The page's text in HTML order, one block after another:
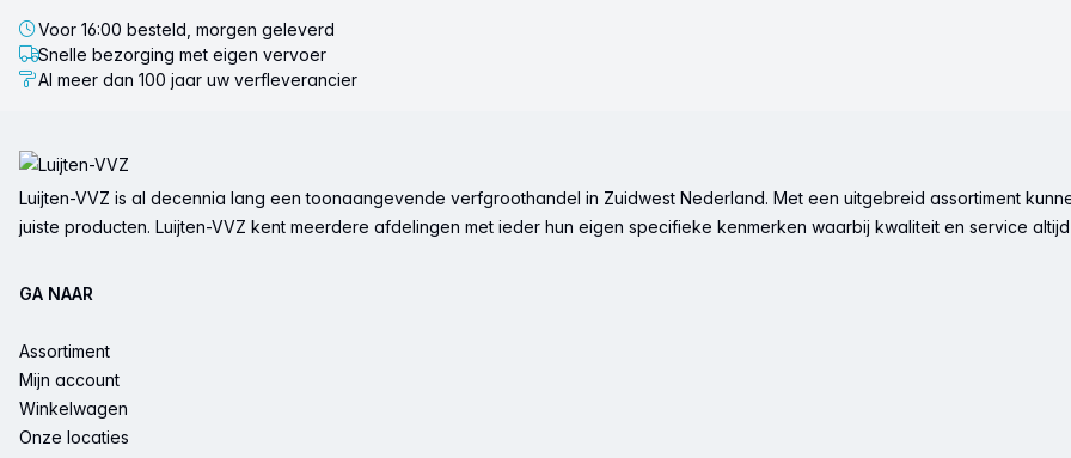
Voor 16:00 besteld, morgen geleverd
Snelle bezorging met eigen vervoer
Al meer dan 100 jaar uw verfleverancier
Luijten-VVZ is al decennia lang een toonaangevende verfgroothandel in Zuidwest Nederland. Met een uitgebreid assortiment
juiste producten. Luijten-VVZ kent meerdere afdelingen met ieder hun eigen specifieke kenmerken waarbij kwaliteit en service
GA NAAR
Assortiment
Mijn account
Winkelwagen
Onze locaties